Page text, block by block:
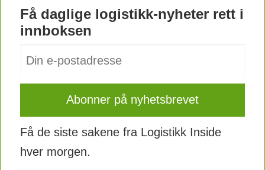
Få daglige logistikk-nyheter rett i
innboksen
Få de siste sakene fra Logistikk Inside
hver morgen.